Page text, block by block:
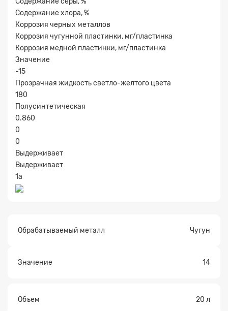
Содержание хлора, %
Коррозия черных металлов
Коррозия чугунной пластинки, мг/пластинка
Коррозия медной пластинки, мг/пластинка
Значение
-15
Прозрачная жидкость светло-желтого цвета
180
Полусинтетическая
0.860
0
0
Выдерживает
Выдерживает
1а
Обрабатываемый металл Чугун
Значение 14
Объем 20 л
файл